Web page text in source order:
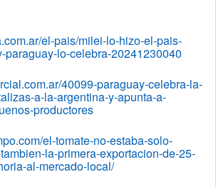
el-pais/milei-lo-hizo-el-pais-
paraguay-lo-celebra-20241230040
40099-paraguay-celebra-la-
a-la-argentina-y-apunta-a-
productores
el-tomate-no-estaba-solo-
la-primera-exportacion-de-25-
al-mercado-local/